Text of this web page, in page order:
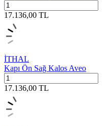
17.136,00 TL
İTHAL
Kapı Ön Sağ Kalos Aveo
17.136,00 TL